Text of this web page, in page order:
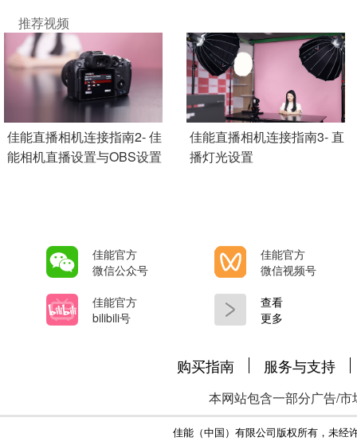
EOS R5短片拍摄花
絮
Add Pagination
推荐视频
佳能直播相机连接指南2- 佳
能相机直播设置与OBS设置
佳能直播相机连接指南3- 直
播灯光设置
佳能官方
微信公众号
佳能官方
微信视频号
佳能官方
bilibili号
查看
更多
购买指南 服务与支持
本网站包含一部分广告/
佳能（中国）有限公司版权所有，未经